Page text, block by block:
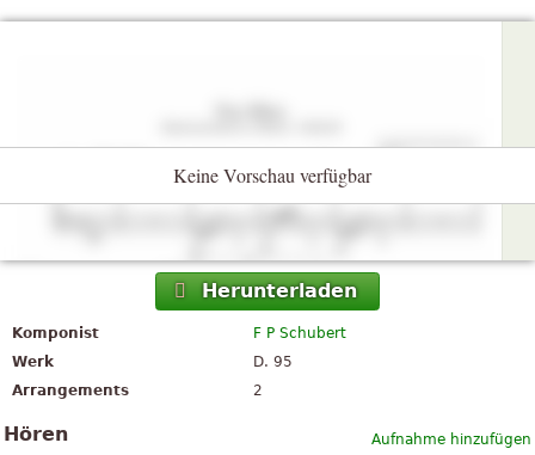
Keine Vorschau verfügbar
Herunterladen
Komponist
F P Schubert
Werk
D. 95
Arrangements
2
Aufnahme hinzufügen
Hören